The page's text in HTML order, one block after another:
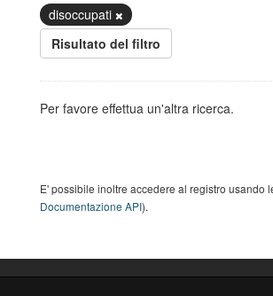
disoccupati
Risultato del filtro
Per favore effettua un'altra ricerca.
E' possibile inoltre accedere al registro usando
Documentazione API).